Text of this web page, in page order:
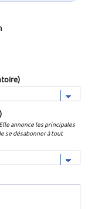
annonce les principales
se désabonner à tout